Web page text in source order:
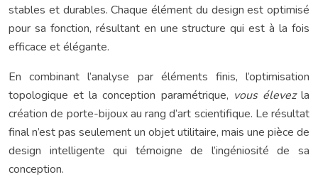
stables et durables. Chaque élément du design est optimisé
pour sa fonction, résultant en une structure qui est à la fois
efficace et élégante.
En combinant l’analyse par éléments finis, l’optimisation
topologique et la conception paramétrique, vous élevezla
création de porte-bijoux au rang d’art scientifique. Le résultat
final n’est pas seulement un objet utilitaire, mais une pièce de
design intelligente qui témoigne de l’ingéniosité de sa
conception.